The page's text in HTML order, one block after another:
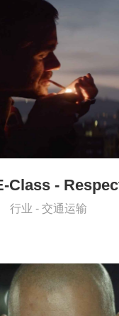
Class -
行业 - 交通运输